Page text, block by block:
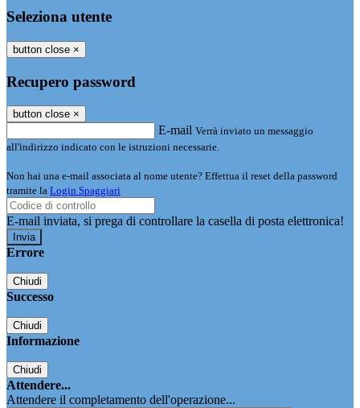
Seleziona utente
button close ×
Recupero password
button close ×
E-mail Verrà inviato un messaggio
all'indirizzo indicato con le istruzioni necessarie.
Non hai una e-mail associata al nome utente? Effettua il reset della password
tramite la Login Spaggiari
E-mail inviata, si prega di controllare la casella di posta elettronica!
Errore
Chiudi
Successo
Chiudi
Informazione
Chiudi
Attendere...
Attendere il completamento dell'operazione...